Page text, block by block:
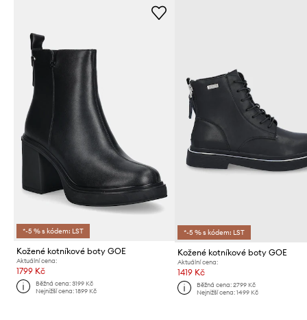
*-5 % s kódem: LST
Kožené kotníkové boty GOE
Aktuální cena:
1799 Kč
Běžná cena:3199 Kč
Nejnižší cena:1899 Kč
*-5 % s kódem: LST
Kožené kotníkové boty GOE
Aktuální cena:
1419 Kč
Běžná cena: 2799 Kč
Nejnižší cena: 1499 Kč